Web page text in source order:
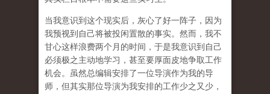
当我意识到这个现实后，灰心了好一阵子，因为
我预视到自己将被投闲置散的事实。然而，我不
甘心这样浪费两个月的时间，于是我意识到自己
必须极之主动地学习，甚至要厚面皮地争取工作
机会。虽然总编辑安排了一位导演作为我的导
师，但其实那位导演为我安排的工作少之又少，